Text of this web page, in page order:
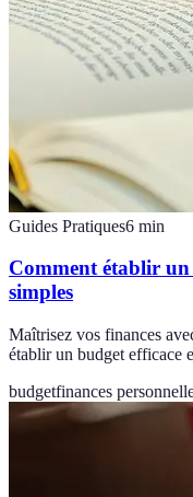
Guides Pratiques6 min
Comment établir un
simples
Maîtrisez vos finances
établir un budget efficace
budgetfinances